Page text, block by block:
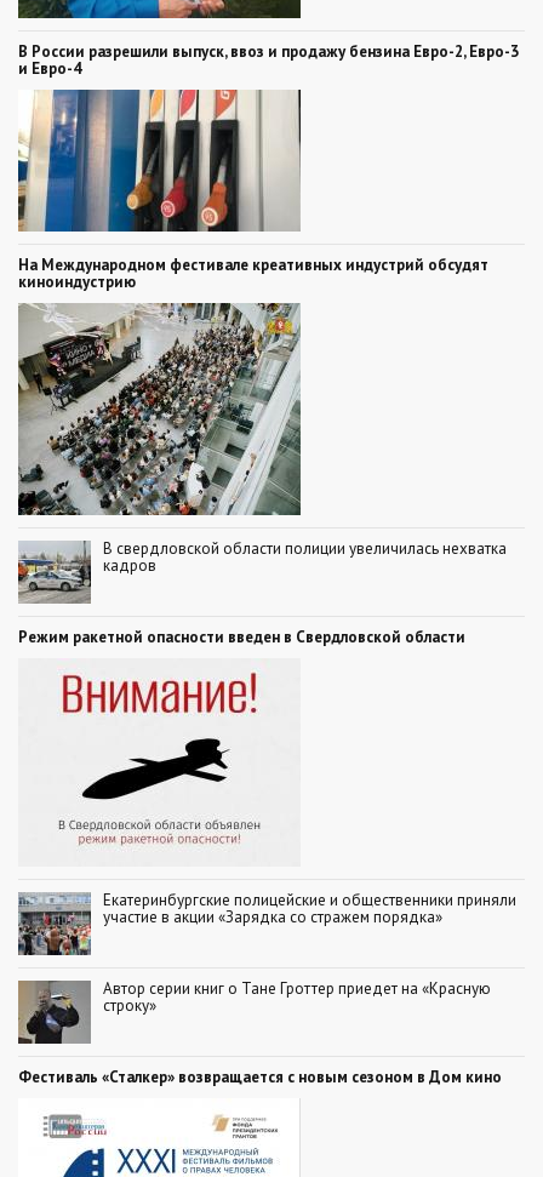
В России разрешили выпуск, ввоз и продажу бензина Евро-2, Евро-3
и Евро-4
На Международном фестивале креативных индустрий обсудят
киноиндустрию
В свердловской области полиции увеличилась нехватка
кадров
Режим ракетной опасности введен в Свердловской области
Екатеринбургские полицейские и общественники приняли
участие в акции «Зарядка со стражем порядка»
Автор серии книг о Тане Гроттер приедет на «Красную
строку»
Фестиваль «Сталкер» возвращается с новым сезоном в Дом кино